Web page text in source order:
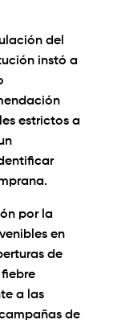
del
instó a
estrictos a
por la
en
de
a las
de